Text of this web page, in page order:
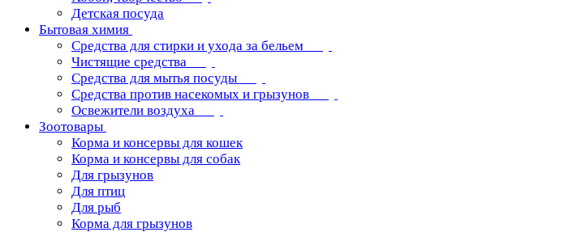
Детская посуда
Бытовая химия
Средства для стирки и ухода за бельем
Чистящие средства
Средства для мытья посуды
Средства против насекомых и грызунов
Освежители воздуха
Зоотовары
Корма и консервы для кошек
Корма и консервы для собак
Для грызунов
Для птиц
Для рыб
Корма для грызунов